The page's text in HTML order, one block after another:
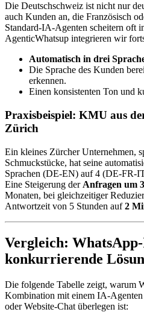
Die Deutschschweiz ist nicht nur
auch Kunden an, die Französisch
Standard-IA-Agenten scheitern oft
AgenticWhatsup integrieren wir
Automatisch in drei
Die Sprache des Kunden
erkennen.
Einen konsistenten Ton und
Praxisbeispiel: KMU aus
Zürich
Ein kleines Zürcher Unternehmen,
Schmuckstücke, hat seine
Sprachen (DE-EN) auf 4 (DE-FR-
Eine Steigerung der Anfragen um
Monaten, bei gleichzeitiger
Antwortzeit von 5 Stunden auf2
Vergleich:
konkurrierende
Die folgende Tabelle zeigt, warum
Kombination mit einem IA-
oder Website-Chat überlegen ist: